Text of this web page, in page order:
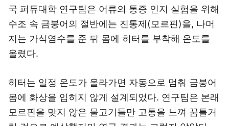
국 퍼듀대학 연구팀은 어류의 통증 인지 실험을 위해
수조 속 금붕어의 절반에는 진통제(모르핀)을, 나머
지는 가식염수를 준 뒤 몸에 히터를 부착해 온도를
올렸다.
히터는 일정 온도가 올라가면 자동으로 멈춰 금붕어
몸에 화상을 입히지 않게 설계되었다. 연구팀은 본래
모르핀을 맞지 않은 물고기들만 고통을 느껴 꿈틀거